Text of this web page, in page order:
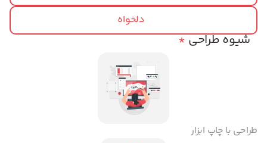
دلخواه
*شیوه طراحی
طراحی با چاپ ابزار